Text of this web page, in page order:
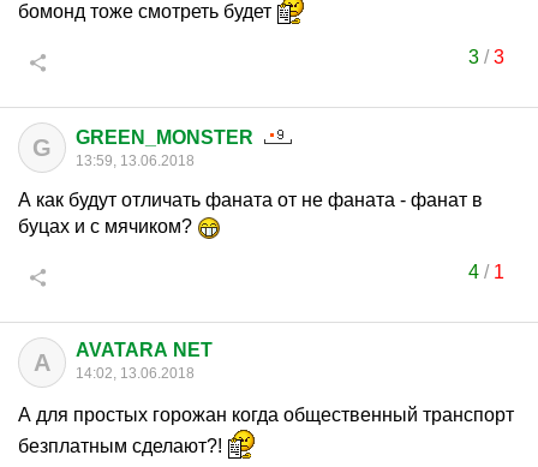
бомонд тоже смотреть будет
3/3
G GREEN_MONSTER
13:59, 13.06.2018
А как будут отличать фаната от не фаната - фанат в
буцах и с мячиком?
4/ 1
A AVATARA NET
14:02, 13.06.2018
А для простых горожан когда общественный транспорт
безплатным сделают?!